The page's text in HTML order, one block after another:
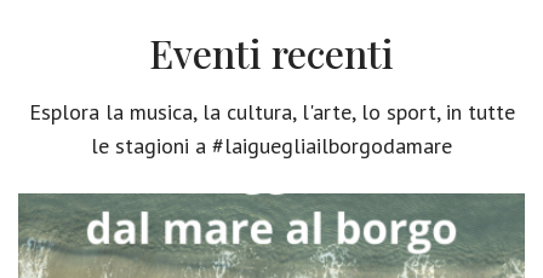
Eventi recenti
Esplora la musica, la cultura, l'arte, lo sport, in tutte
le stagioni a #laiguegliailborgodamare